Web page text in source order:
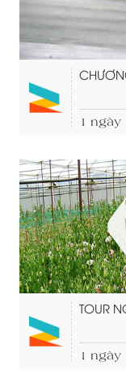
1 ngày
TOUR
1 ngày